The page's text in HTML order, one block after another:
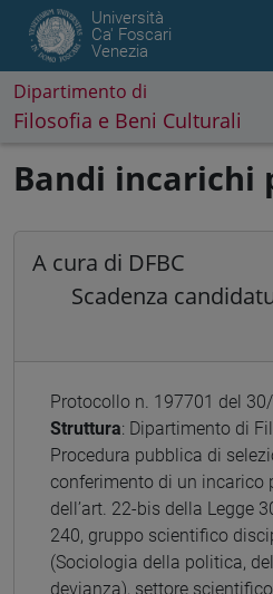
Università
Ca' Foscari
Venezia
Dipartimento di
Filosofia e Beni Culturali
Bandi incarichi
A cura di DFBC
Scadenza
Protocollo n. 197701 del
Struttura: Dipartimento di
Procedura pubblica di
conferimento di un incarico
dell’art. 22-bis della Legge
240, gruppo scientifico
(Sociologia della politica,
devianza), settore